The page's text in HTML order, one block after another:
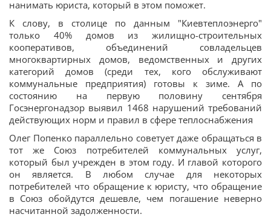
нанимать юриста, который в этом поможет.
К слову, в столице по данным "Киевтеплоэнерго"
только 40% домов из жилищно-строительных
кооперативов, объединений совладельцев
многоквартирных домов, ведомственных и других
категорий домов (среди тех, кого обслуживают
коммунальные предприятия) готовы к зиме. А по
состоянию на первую половину сентября
Госэнергонадзор выявил 1468 нарушений требований
действующих норм и правил в сфере теплоснабжения
Олег Попенко параллельно советует даже обращаться в
тот же Союз потребителей коммунальных услуг,
который был учрежден в этом году. И главой которого
он является. В любом случае для некоторых
потребителей что обращение к юристу, что обращение
в Союз обойдутся дешевле, чем погашение неверно
насчитанной задолженности.